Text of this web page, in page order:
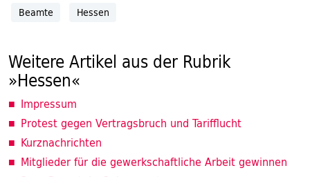
Beamte Hessen
Weitere Artikel aus der Rubrik
»Hessen«
Impressum
Protest gegen Vertragsbruch und Tarifflucht
Kurznachrichten
Mitglieder für die gewerkschaftliche Arbeit gewinnen